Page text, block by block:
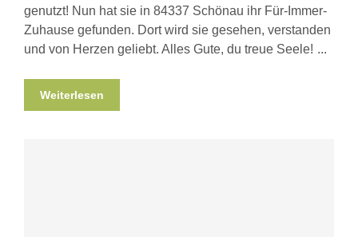
genutzt! Nun hat sie in 84337 Schönau ihr Für-Immer-
Zuhause gefunden. Dort wird sie gesehen, verstanden
und von Herzen geliebt. Alles Gute, du treue Seele!
Weiterlesen